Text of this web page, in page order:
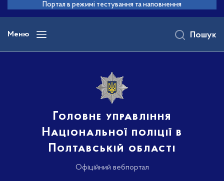
основного
вмісту
Портал в режимі тестування та наповнення
Меню
Головне управління
Національної поліції в
Полтавській області
Офіційний вебпортал
Пошук